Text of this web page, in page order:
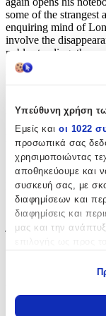
Υπεύθυνη χρήση
Εμείς και οι 1022
προσωπικά σας
χρησιμοποιώντας
αποθηκεύουμε και
συσκευή σας, με
διαφημίσεων και
διαφημίσεις και
μας και την
Να
some of the strangest
enquiring mind of
involve the
noble standing; the
the Devil’s Foot; as
Συγγραφέας
:
Arthur Conan
Εκδότης:
Penguin Books
Έτος Έκδοσης: